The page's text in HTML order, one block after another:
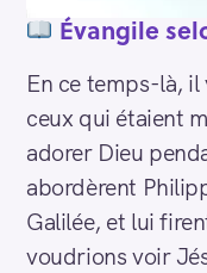
Évangile
En ce temps-là,
ceux qui étaient
adorer Dieu
abordèrent
Galilée, et lui
voudrions voir